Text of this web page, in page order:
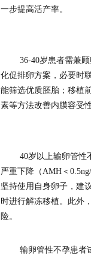
一步提高活产率。
36-40岁患者需兼
化促排卵方案，必要时
能筛选优质胚胎；移植
素等方法改善内膜容受
40岁以上输卵管性
严重下降（AMH＜
坚持使用自身卵子，建
时进行解冻移植。此外
险。
输卵管性不孕患者